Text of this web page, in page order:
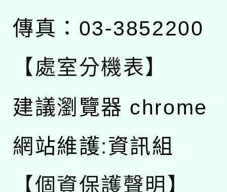
傳真：03-3852200
【處室分機表】
建議瀏覽器 chrome
網站維護:資訊組
【個資保護聲明】